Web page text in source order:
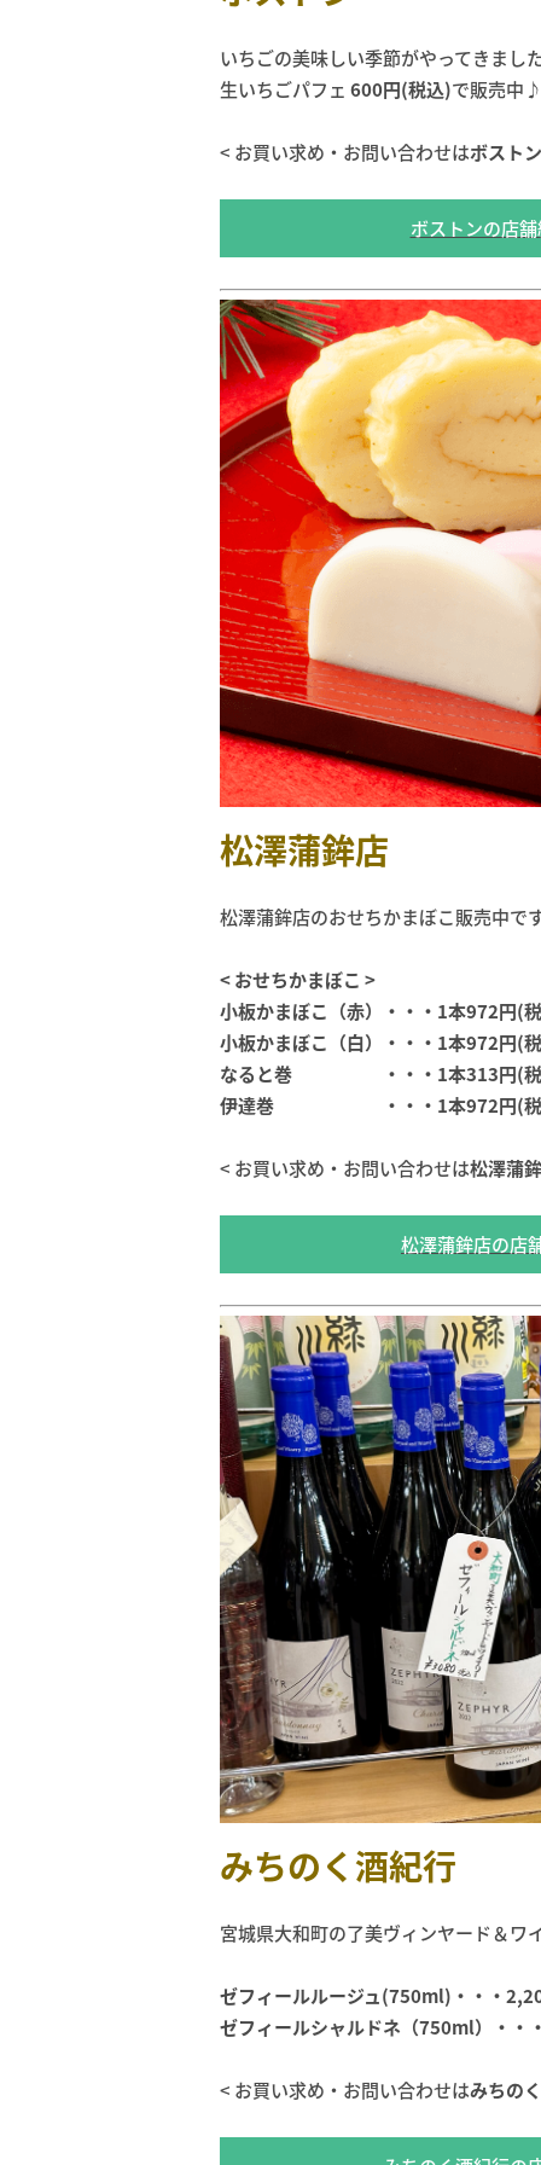
いちごの美味しい季節がやってきまし
生いちごパフェ 600円(税込)で販売中♪
< お買い求め・お問い合わせはボストン
ボストンの店
松澤蒲鉾店
松澤蒲鉾店のおせちかまぼこ販売中で
< おせちかまぼこ >
小板かまぼこ（赤）・・・1本972円(
小板かまぼこ（白）・・・1本972円(
なると巻 ・・・1本313円(税
伊達巻 ・・・1本972円(税
< お買い求め・お問い合わせは松澤蒲
松澤蒲鉾店の店
みちのく酒紀行
宮城県大和町の了美ヴィンヤード＆ワ
ゼフィールルージュ(750ml)・・・
ゼフィールシャルドネ（750ml）・・
< お買い求め・お問い合わせはみちの